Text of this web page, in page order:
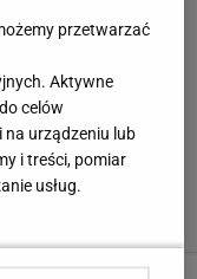
przetwarzać
Aktywne
celów
urządzeniu lub
i treści, pomiar
usług.